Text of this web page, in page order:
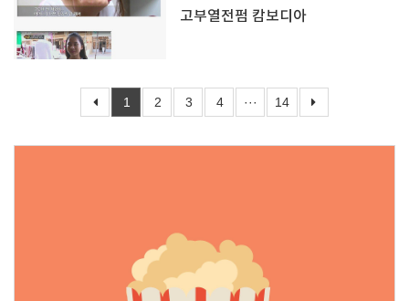
고부열전펌 캄보디아
1 2 3 4 ··· 14